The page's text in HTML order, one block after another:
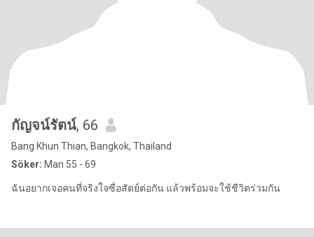
กัญจน์รัตน์, 66
Bang Khun Thian, Bangkok, Thailand
Söker: Man 55 - 69
ฉันอยากเจอคนที่จริงใจซื่อสัตย์ต่อกัน แล้วพร้อมจะใช้ชีวิตร่วมกัน